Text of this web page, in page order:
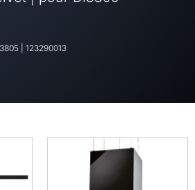
123290013